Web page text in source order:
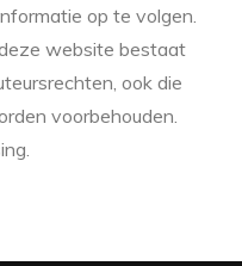
op te volgen.
website bestaat
ook die
voorbehouden.